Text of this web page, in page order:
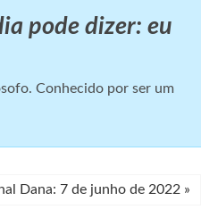
pode dizer: eu
Conhecido por ser um
Dana: 7 de junho de 2022 »